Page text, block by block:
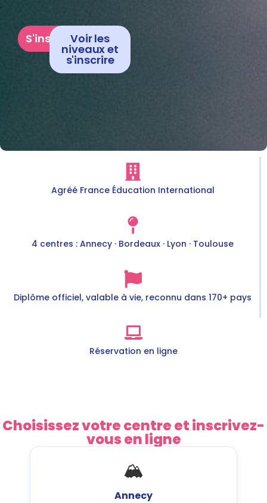
S'inscrireVoir les
niveaux et
s'inscrire
Agréé France Éducation International
4 centres : Annecy · Bordeaux · Lyon · Toulouse
Diplôme officiel, valable à vie, reconnu dans 170+ pays
Réservation en ligne
Choisissez votre centre et inscrivez-
vous en ligne
🏔
Annecy